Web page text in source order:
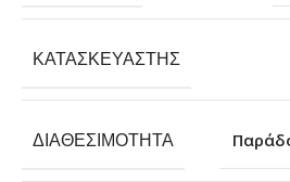
ΚΑΤΑΣΚΕΥΑΣΤΉΣ
ΔΙΑΘΕΣΙΜΌΤΗΤΑ